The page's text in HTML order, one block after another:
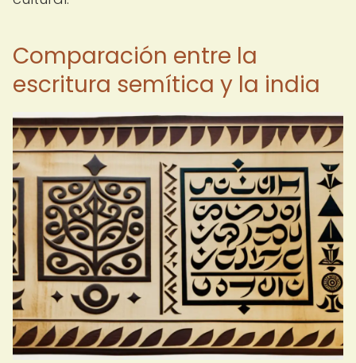
Comparación entre la
escritura semítica y la india